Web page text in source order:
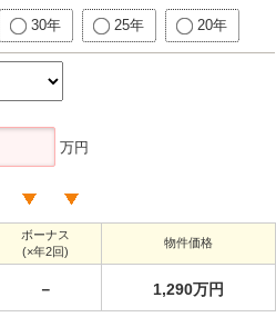
30年 25年 20年
万円
ボーナス
(×年2回)
物件価格
－ 1,290万円